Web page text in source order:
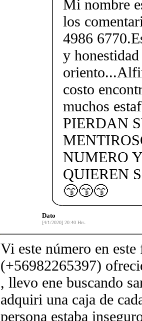
Mi nombre
los
4986
y
costo
muchos
PIERDAN
NUMERO
QUIEREN
😙😙😙
Dato
[4/1/2020] 20:40 Hrs.
Vi este número en este
(+56982265397)
, llevo ene buscando
adquiri una caja de
persona estaba